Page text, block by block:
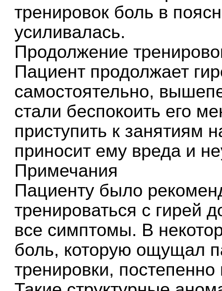
тренировок боль в
усиливалась.
Продолжение
Пациент продолжает
самостоятельно,
стали беспокоить его
приступить к занятиям
приносит ему вреда и
Примечания
Пациенту было
тренироваться с гирей
все симптомы. В
боль, которую ощущал
тренировки,